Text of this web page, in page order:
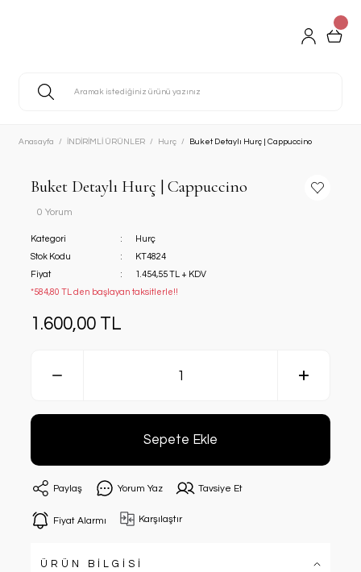
Anasayfa İNDİRİMLİ ÜRÜNLER Hurç Buket Detaylı Hurç | Cappuccino
Buket Detaylı Hurç | Cappuccino
0 Yorum
Kategori
Hurç
Stok Kodu
KT4824
Fiyat
1.454,55 TL + KDV
*584,80 TL den başlayan taksitlerle!!
1.600,00 TL
Sepete Ekle
Paylaş Yorum Yaz Tavsiye Et
Fiyat Alarmı Karşılaştır
ÜRÜN BİLGİSİ